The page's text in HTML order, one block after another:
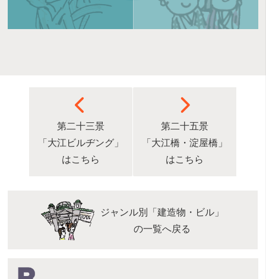
第二十三景
「大江ビルヂング」
はこちら
第二十五景
「大江橋・淀屋橋」
はこちら
ジャンル別「建造物・ビル」
の一覧へ戻る